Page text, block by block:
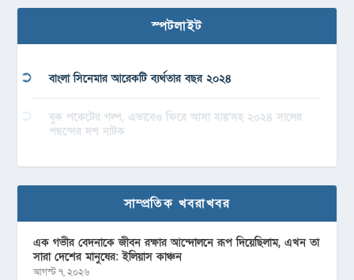
স্পটলাইট
বাংলা সিনেমার আরেকটি ব্যর্থতার বছর ২০২৪
বুক পকেটের গল্প, এভাবেও ফিরে আসা যায়’সহ ২০২৪ সালের
পছন্দের দশ নাটক
সাম্প্রতিক খবরাখবর
এক গভীর বেদনাকে জীবন রক্ষার আন্দোলনে রূপ দিয়েছিলাম, এখন তা
সারা দেশের মানুষের: ইলিয়াস কাঞ্চন
আগস্ট ৭, ২০২৬